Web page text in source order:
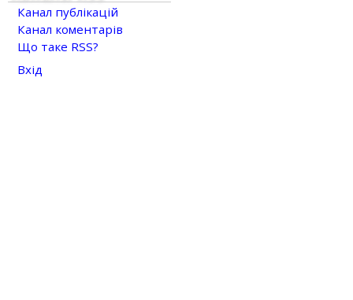
Канал публікацій
Канал коментарів
Що таке RSS?
Вхід